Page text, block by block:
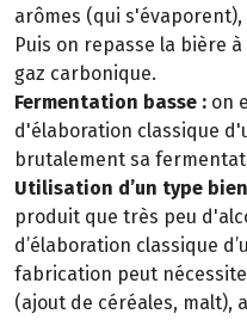
arômes (qui
Puis on repasse la bière
gaz carbonique.
Fermentation basse : on
d'élaboration classique
brutalement sa
Utilisation d’un type
produit que très peu
d’élaboration classique
fabrication peut
(ajout de céréales, malt),